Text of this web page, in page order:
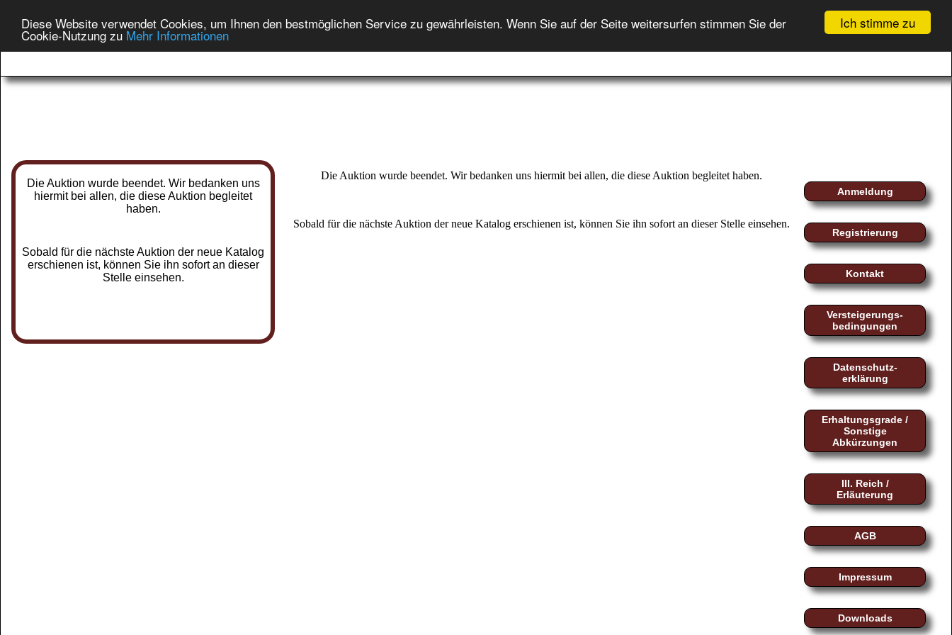
Ich stimme zu
Diese Website verwendet Cookies, um Ihnen den bestmöglichen Service zu gewährleisten. Wenn Sie auf der Seite weitersurfen stimmen Sie der
Cookie-Nutzung zu Mehr Informationen Startseite Auktion Auktionshilfe Onlineshop Info myMoeller
Registrierung
GEBOTSLISTE (
Die Auktion wurde beendet. Wir bedanken uns
hiermit bei allen, die diese Auktion begleitet
haben.
Sobald für die nächste Auktion der neue Katalog
erschienen ist, können Sie ihn sofort an dieser
Stelle einsehen.
Die Auktion wurde beendet. Wir bedanken uns hiermit bei allen, die diese Auktion begleitet haben.
Sobald für die nächste Auktion der neue Katalog erschienen ist, können Sie ihn sofort an dieser Stelle einsehen.
Anmeldung
Registrierung
Kontakt
Versteigerungs-
bedingungen
Datenschutz-
erklärung
Erhaltungsgrade /
Sonstige
Abkürzungen
III. Reich /
Erläuterung
AGB
Impressum
Downloads